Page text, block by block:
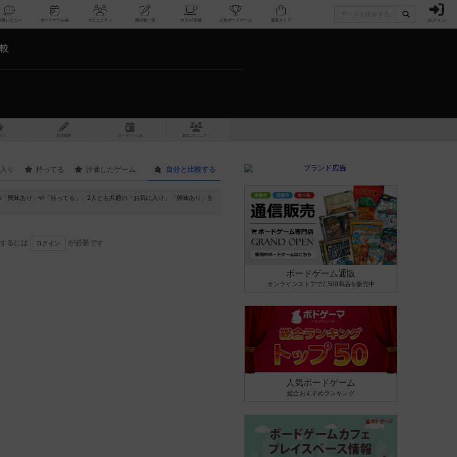
新着レビュー ボードゲーム会 コミュニティ 掲示板一覧 カフェ/店舗 人気ボードゲーム ログイン
ト 投稿履歴 ボ ドゲ ーム コミュニティ
り 持ってる 評価したゲーム 自分と 比較する
興味あり」や「持ってる」、2人とも共通の「お気に入り」「興味あり」を
るには ログイン が必要です
ボードゲーム通販
オンラインストアで7,500商品を販売中
人気ボードゲーム
総合おすすめランキング